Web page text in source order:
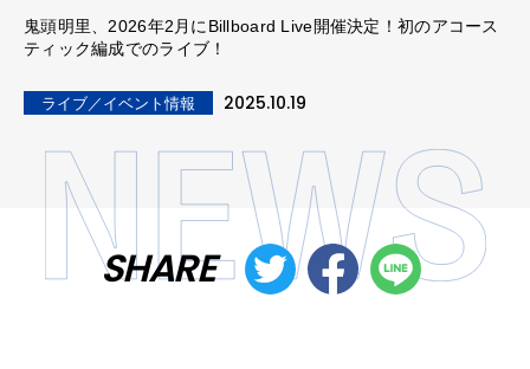
鬼頭明里、2026年2月にBillboard Live開催決定！初のアコース
ティック編成でのライブ！
ライブ／イベント情報 2025.10.19
SHARE